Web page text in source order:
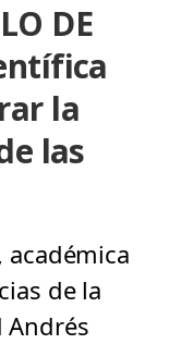
DE
la
las
académica
de la
Andrés